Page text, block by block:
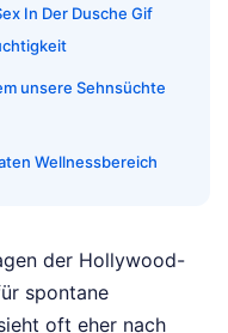
In Der Dusche Gif
unsere Sehnsüchte
Wellnessbereich
der Hollywood-
spontane
oft eher nach